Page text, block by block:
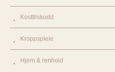
Kosttilskudd
Kroppspleie
Hjem & renhold